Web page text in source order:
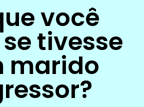
você
tivesse
marido